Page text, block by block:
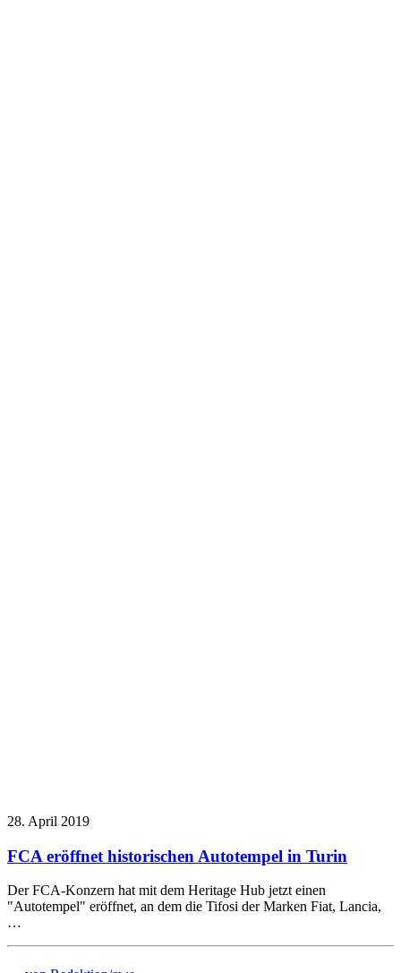
28. April 2019
FCA eröffnet historischen Autotempel in Turin
Der FCA-Konzern hat mit dem Heritage Hub jetzt einen
"Autotempel" eröffnet, an dem die Tifosi der Marken Fiat, Lancia,
…